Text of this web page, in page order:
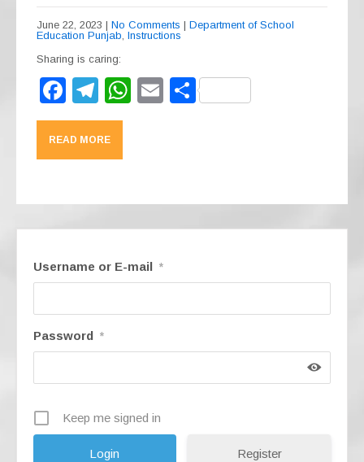
June 22, 2023 | No Comments | Department of School
Education Punjab, Instructions
Sharing is caring:
F
a
c
e
k
T
el
e
gr
W
E S
READ MORE
Username or E-mail *
Password *
Keep me signed in
Register